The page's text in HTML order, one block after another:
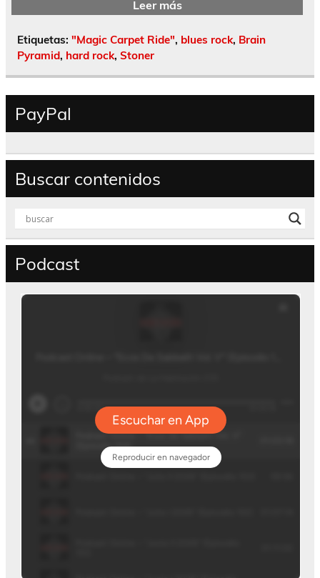
Leer más
Etiquetas: "Magic Carpet Ride", blues rock, Brain
Pyramid, hard rock, Stoner
PayPal
Buscar contenidos
Podcast